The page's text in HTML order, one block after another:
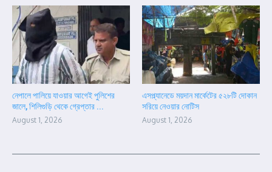
নেপালে পালিয়ে যাওয়ার আগেই পুলিশের
জালে, শিলিগুড়ি থেকে গ্রেপ্তার ...
August 1, 2026
এসপ্ল্যানেডে ময়দান মার্কেটের ৫২৮টি দোকান
সরিয়ে নেওয়ার নোটিস
August 1, 2026